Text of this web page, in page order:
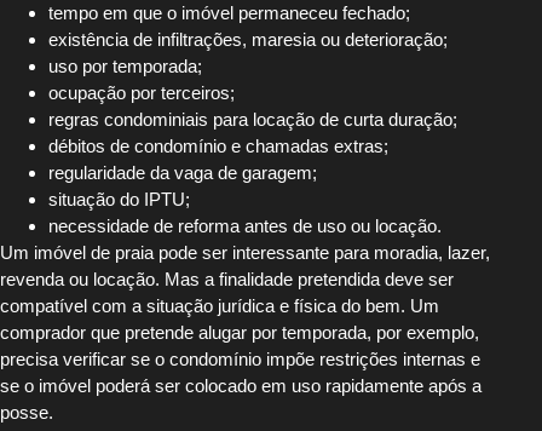
tempo em que o imóvel permaneceu fechado;
existência de infiltrações, maresia ou deterioração;
uso por temporada;
ocupação por terceiros;
regras condominiais para locação de curta duração;
débitos de condomínio e chamadas extras;
regularidade da vaga de garagem;
situação do IPTU;
necessidade de reforma antes de uso ou locação.
Um imóvel de praia pode ser interessante para moradia, lazer,
revenda ou locação. Mas a finalidade pretendida deve ser
compatível com a situação jurídica e física do bem. Um
comprador que pretende alugar por temporada, por exemplo,
precisa verificar se o condomínio impõe restrições internas e
se o imóvel poderá ser colocado em uso rapidamente após a
posse.